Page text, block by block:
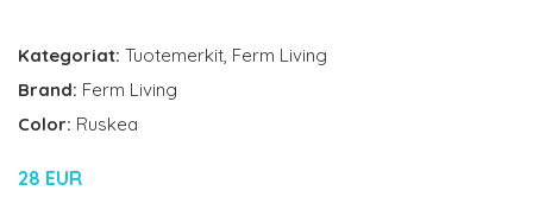
Kategoriat: Tuotemerkit, Ferm Living
Brand: Ferm Living
Color: Ruskea
28 EUR